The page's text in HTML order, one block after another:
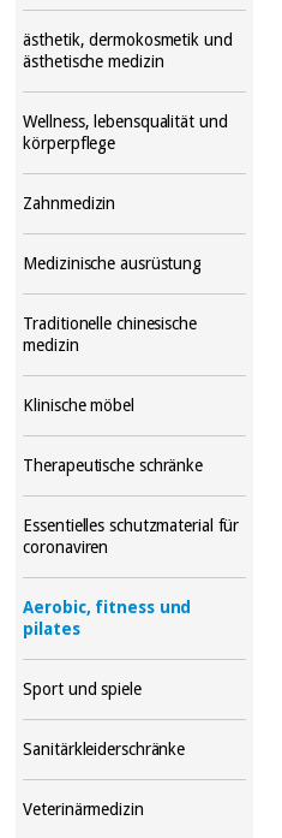
ästhetik, dermokosmetik und
ästhetische medizin
Wellness, lebensqualität und
körperpflege
Zahnmedizin
Medizinische ausrüstung
Traditionelle chinesische
medizin
Klinische möbel
Therapeutische schränke
Essentielles schutzmaterial für
coronaviren
Aerobic, fitness und
pilates
Sport und spiele
Sanitärkleiderschränke
Veterinärmedizin